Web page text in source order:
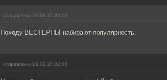
отправлено 18.03.16 02:04
Походу ВЕСТЕРНЫ набирают популярность.
отправлено 18.03.16 02:06